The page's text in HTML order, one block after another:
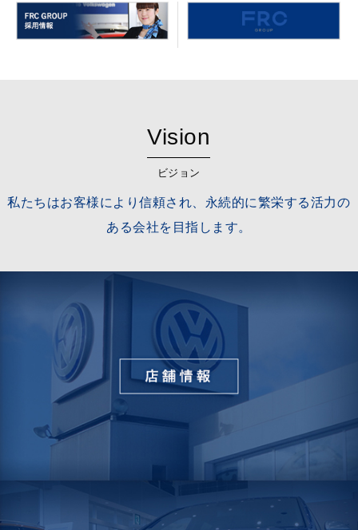
Vision
ビジョン
私たちはお客様により信頼され、永続的に繁栄する活力の
ある会社を目指します。